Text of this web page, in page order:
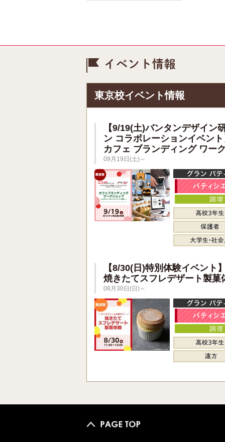
東京校イベント情報
【9/19(土)バンタンデザイン
ン コラボレーションイベン
カフェ ブランディング ワー
09月19日(土)～
【8/30(日)特別体験イベント
焼きたてスフレデザート製菓
08月30日(日)～